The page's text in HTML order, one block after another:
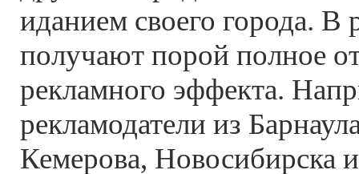
иданием своего города. В
получают порой полное
рекламного эффекта.
рекламодатели из
Кемерова, Новосибирска